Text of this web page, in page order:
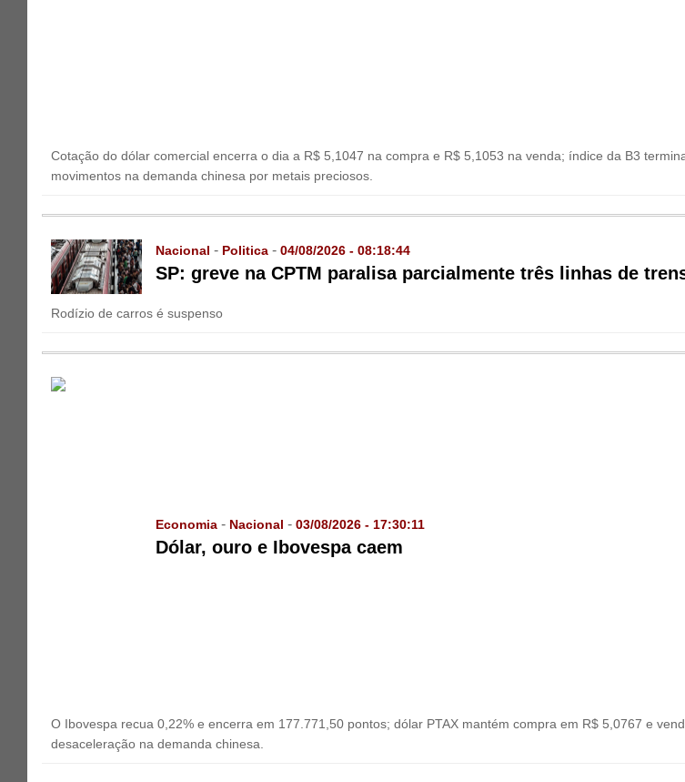
Cotação do dólar comercial encerra o dia a R$ 5,1047 na compra e R$ 5,1053 na venda; índice da B3
movimentos na demanda chinesa por metais preciosos.
Nacional - Politica -04/08/2026 - 08:18:44
SP: greve na CPTM paralisa parcialmente três linhas de
Rodízio de carros é suspenso
Economia - Nacional -03/08/2026 - 17:30:11
Dólar, ouro e Ibovespa caem
O Ibovespa recua 0,22% e encerra em 177.771,50 pontos; dólar PTAX mantém compra em R$ 5,0767 e
desaceleração na demanda chinesa.